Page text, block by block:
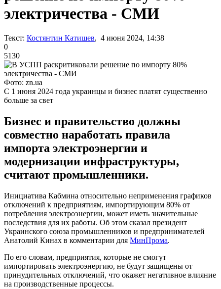
электричества - СМИ
Текст: Костянтин Катишев, 4 июня 2024, 14:38
0
5130
Фото: zn.ua
С 1 июня 2024 года украинцы и бизнес платят существенно
больше за свет
Бизнес и правительство должны
совместно наработать правила
импорта электроэнергии и
модернизации инфраструктуры,
считают промышленники.
Инициатива Кабмина относительно неприменения графиков
отключений к предприятиям, импортирующим 80% от
потребления электроэнергии, может иметь значительные
последствия для их работы. Об этом сказал президент
Украинского союза промышленников и предпринимателей
Анатолий Кинах в комментарии для МинПрома.
По его словам, предприятия, которые не смогут
импортировать электроэнергию, не будут защищены от
принудительных отключений, что окажет негативное влияние
на производственные процессы.